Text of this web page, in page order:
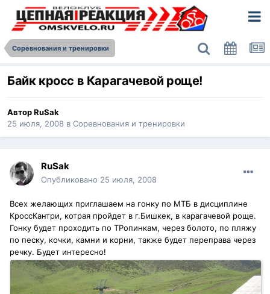
Соревнования и тренировки
Байк кросс в Карагачевой роще!
АвторRuSak
25 июля, 2008 в Соревнования и тренировки
RuSak
Опубликовано 25 июля, 2008
Всех желающих приглашаем на гонку по МТБ в дисциплине
КроссКантри, котрая пройдет в г.Бишкек, в карагачевой роще.
Гонку будет проходить по ТРопинкам, через болото, по пляжу
по песку, кочки, камни и корни, также будет переправа через
речку. Будет интересно!